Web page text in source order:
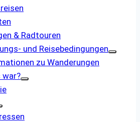
& Radtouren
und ­Reisebedingungen
zu Wanderungen
war?